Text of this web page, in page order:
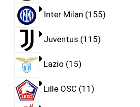
Inter Milan 155
Juventus 115
Lazio 15
Lille OSC 11